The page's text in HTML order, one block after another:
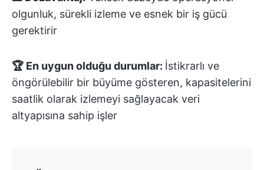
olgunluk, sürekli izleme ve esnek bir iş gücü
gerektirir
🏆 En uygun olduğu durumlar: İstikrarlı ve
öngörülebilir bir büyüme gösteren, kapasitelerini
saatlik olarak izlemeyi sağlayacak veri
altyapısına sahip işler